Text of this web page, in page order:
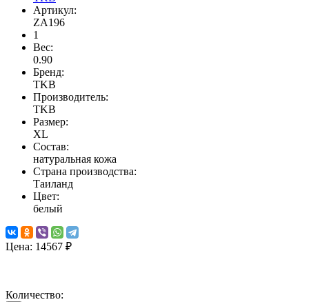
Артикул:
ZA196
1
Вес:
0.90
Бренд:
TKB
Производитель:
TKB
Размер:
XL
Состав:
натуральная кожа
Страна производства:
Таиланд
Цвет:
белый
Цена: 14567 ₽
Количество: